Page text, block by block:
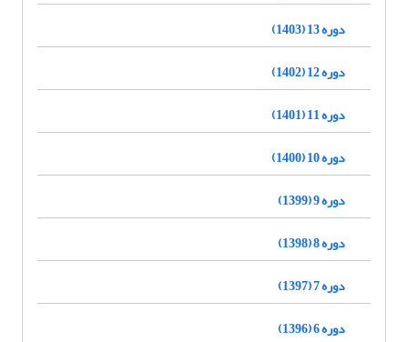
دوره 13 (1403)
دوره 12 (1402)
دوره 11 (1401)
دوره 10 (1400)
دوره 9 (1399)
دوره 8 (1398)
دوره 7 (1397)
دوره 6 (1396)